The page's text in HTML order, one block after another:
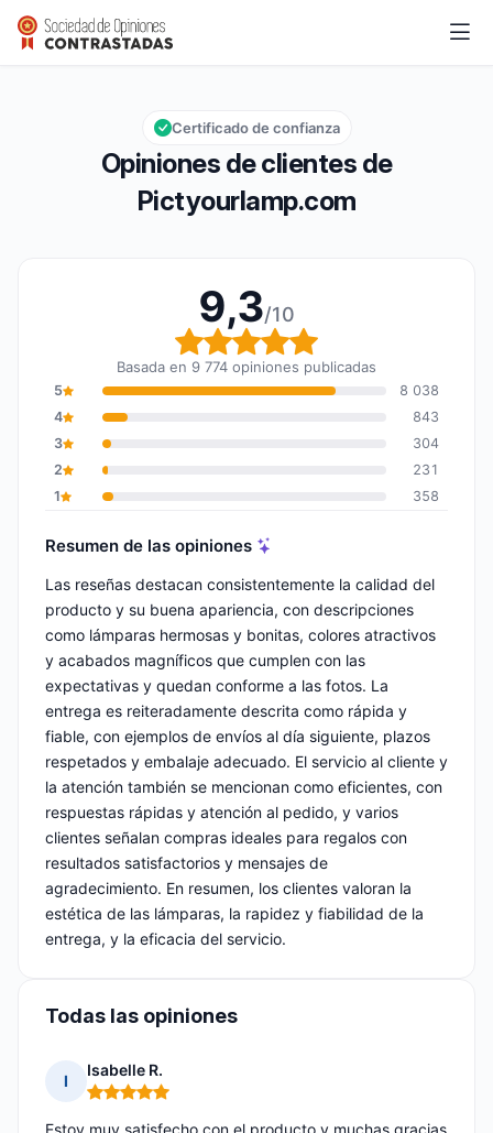
Pictyourlamp.com
Calificación global: 9,3 de 10
9,3/10
Opiniones de clientes de
Pictyourlamp.com
Certificado de confianza
9,3/10
Calificación global: 9,3
Basada en 9 774 opiniones publicadas
5
8 038
4
843
3
304
2
231
1
358
Resumen de las opiniones
Las reseñas destacan consistentemente la calidad del
producto y su buena apariencia, con descripciones
como lámparas hermosas y bonitas, colores atractivos
y acabados magníficos que cumplen con las
expectativas y quedan conforme a las fotos. La
entrega es reiteradamente descrita como rápida y
fiable, con ejemplos de envíos al día siguiente, plazos
respetados y embalaje adecuado. El servicio al cliente y
la atención también se mencionan como eficientes, con
respuestas rápidas y atención al pedido, y varios
clientes señalan compras ideales para regalos con
resultados satisfactorios y mensajes de
agradecimiento. En resumen, los clientes valoran la
estética de las lámparas, la rapidez y fiabilidad de la
entrega, y la eficacia del servicio.
Todas las opiniones
I
Isabelle R.
Nota: 5 de 5